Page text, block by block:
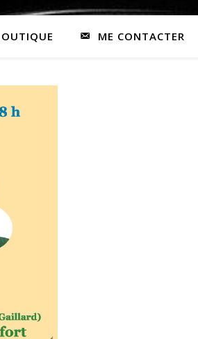
ME CONTACTER